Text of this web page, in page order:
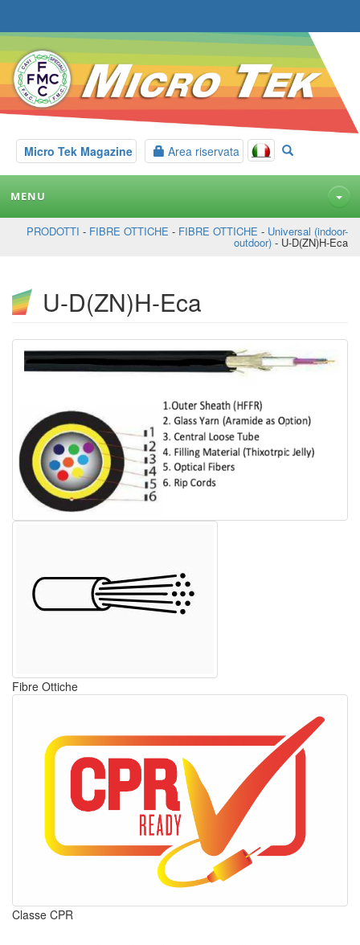
Micro Tek Magazine Area riservata
MENU
PRODOTTI - FIBRE OTTICHE - FIBRE OTTICHE - Universal (indoor-
outdoor) - U-D(ZN)H-Eca
U-D(ZN)H-Eca
Fibre Ottiche
Classe CPR